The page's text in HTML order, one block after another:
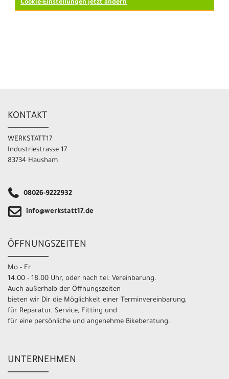
Cookie-Einstellungen jetzt ändern
KONTAKT
WERKSTATT17
Industriestrasse 17
83734 Hausham
08026-9222932
info@werkstatt17.de
ÖFFNUNGSZEITEN
Mo - Fr
14.00 - 18.00 Uhr, oder nach tel. Vereinbarung.
Auch außerhalb der Öffnungszeiten
bieten wir Dir die Möglichkeit einer Terminvereinbarung,
für Reparatur, Service, Fitting und
für eine persönliche und angenehme Bikeberatung.
UNTERNEHMEN